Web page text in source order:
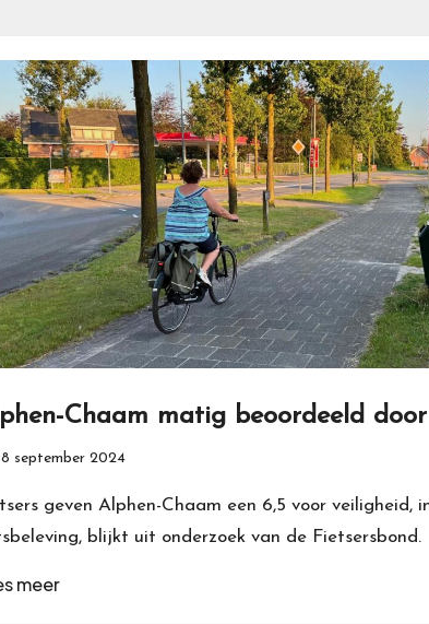
Chaam matig beoordeeld
8 september 2024
geven Alphen-Chaam een 6,5 voor veiligheid,
blijkt uit onderzoek van de Fietsersbond.
meer